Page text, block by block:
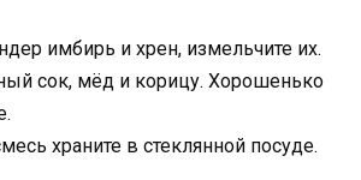
имбирь и хрен, измельчите их.
сок, мёд и корицу. Хорошенько
храните в стеклянной посуде.